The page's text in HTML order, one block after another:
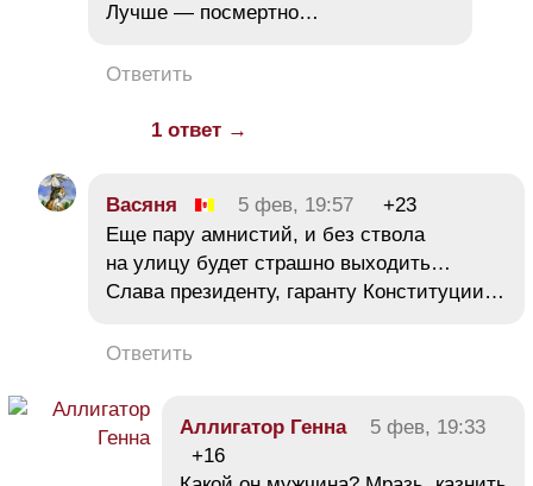
Лучше — посмертно…
Ответить
1 ответ →
Васяня 5 фев, 19:57
+23
Еще пару амнистий, и без ствола
на улицу будет страшно выходить…
Слава президенту, гаранту Конституции…
Ответить
Аллигатор Генна
5 фев, 19:33
+16